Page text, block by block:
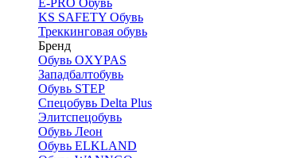
E-PRO Обувь
KS SAFETY Обувь
Треккинговая обувь
Бренд
Обувь OXYPAS
Западбалтобувь
Обувь STEP
Спецобувь Delta Plus
Элитспецобувь
Обувь Леон
Обувь ELKLAND